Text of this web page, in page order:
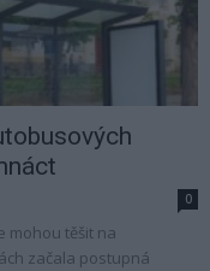
0
mohou těšit na
začala postupná